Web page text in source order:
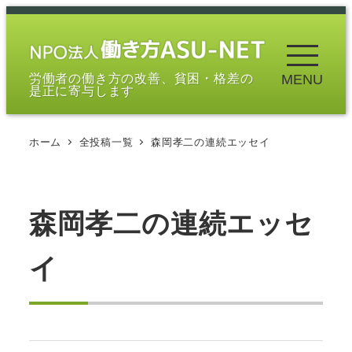
メ
労働者の働き方の改善、貧困・格差の
是正に寄与します
MENU
ホーム 全投稿一覧 森岡孝二の連続エッセイ
森岡孝二の連続エッセ
イ